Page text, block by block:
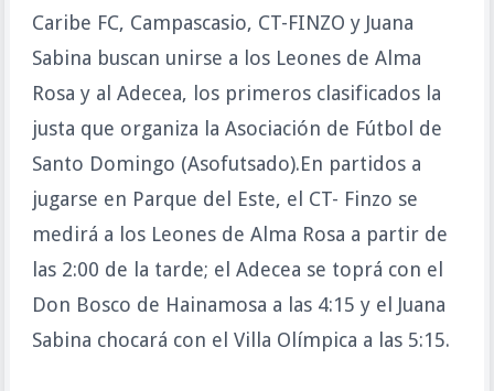
Caribe FC, Campascasio, CT-FINZO y Juana
Sabina buscan unirse a los Leones de Alma
Rosa y al Adecea, los primeros clasificados la
justa que organiza la Asociación de Fútbol de
Santo Domingo (Asofutsado).En partidos a
jugarse en Parque del Este, el CT- Finzo se
medirá a los Leones de Alma Rosa a partir de
las 2:00 de la tarde; el Adecea se toprá con el
Don Bosco de Hainamosa a las 4:15 y el Juana
Sabina chocará con el Villa Olímpica a las 5:15.